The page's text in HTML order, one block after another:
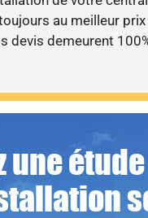
au meilleur prix
devis demeurent
une